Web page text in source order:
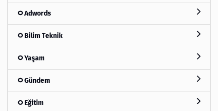
Adwords
Bilim Teknik
Yaşam
Gündem
Eğitim